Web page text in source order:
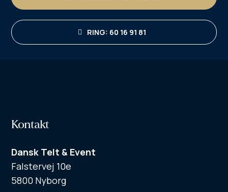
RING: 60 16 91 81
Kontakt
Dansk Telt & Event
Falstervej 10e
5800 Nyborg